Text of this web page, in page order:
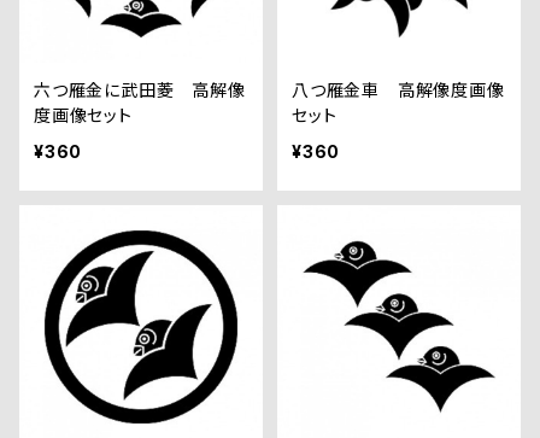
六つ雁金に武田菱 高解像
度画像セット
¥360
八つ雁金車 高解像度画像
セット
¥360